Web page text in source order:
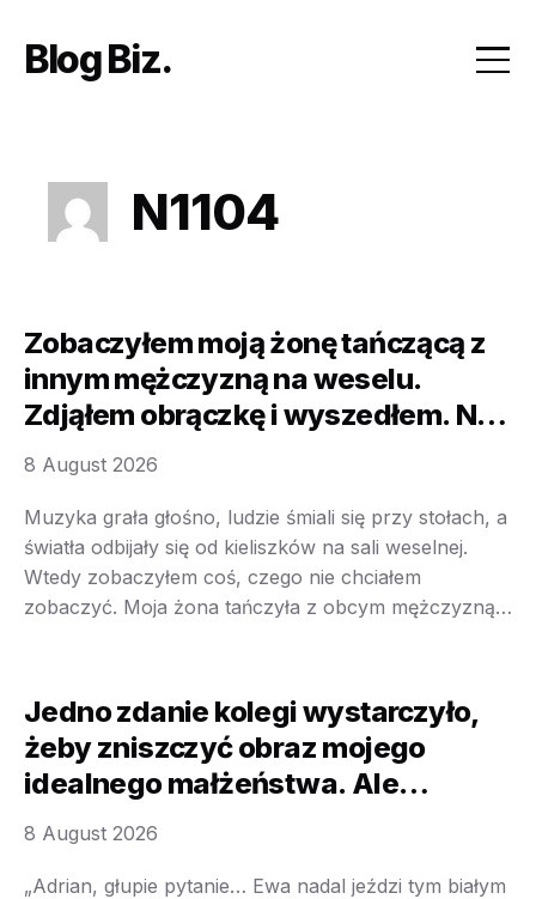
content
Blog Biz
N1104
Zobaczyłem moją żonę tańczącą z
innym mężczyzną na weselu.
Zdjąłem obrączkę i wyszedłem. Nie
wiedziałem jeszcze, że właśnie
uratowałem wszystko, co
budowałem przez całe życie
Muzyka grała głośno, ludzie śmiali się przy stołach, a
światła odbijały się od kieliszków na sali weselnej.
Wtedy zobaczyłem coś, czego nie chciałem
zobaczyć. Moja żona tańczyła z obcym mężczyzną
siebie, a jej uśmiech był taki, jakiego od …
8 August 2026
Jedno zdanie kolegi wystarczyło,
żeby zniszczyć obraz mojego
idealnego małżeństwa. Ale
prawdziwy cios przyszedł dopiero
później
„Adrian, głupie pytanie… Ewa nadal jeździ tym białym
8 August 2026